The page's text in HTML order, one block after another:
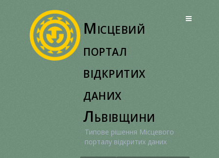
Місцевий
портал
відкритих
даних
Львівщини
Типове рішення Місцевого
порталу відкритих даних